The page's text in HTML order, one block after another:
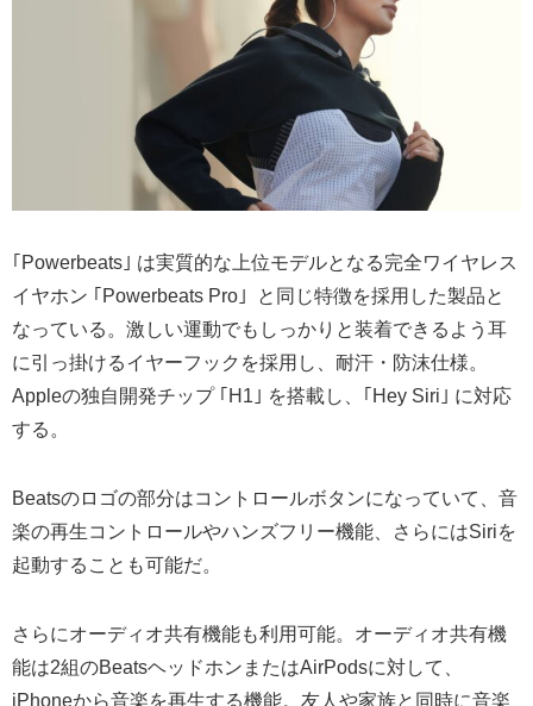
｢Powerbeats｣ は実質的な上位モデルとなる完全ワイヤレス
イヤホン ｢Powerbeats Pro｣ と同じ特徴を採用した製品と
なっている。激しい運動でもしっかりと装着できるよう耳
に引っ掛けるイヤーフックを採用し、耐汗・防沫仕様。
Appleの独自開発チップ ｢H1｣ を搭載し、｢Hey Siri｣ に対応
する。
Beatsのロゴの部分はコントロールボタンになっていて、音
楽の再生コントロールやハンズフリー機能、さらにはSiriを
起動することも可能だ。
さらにオーディオ共有機能も利用可能。オーディオ共有機
能は2組のBeatsヘッドホンまたはAirPodsに対して、
iPhoneから音楽を再生する機能。友人や家族と同時に音楽